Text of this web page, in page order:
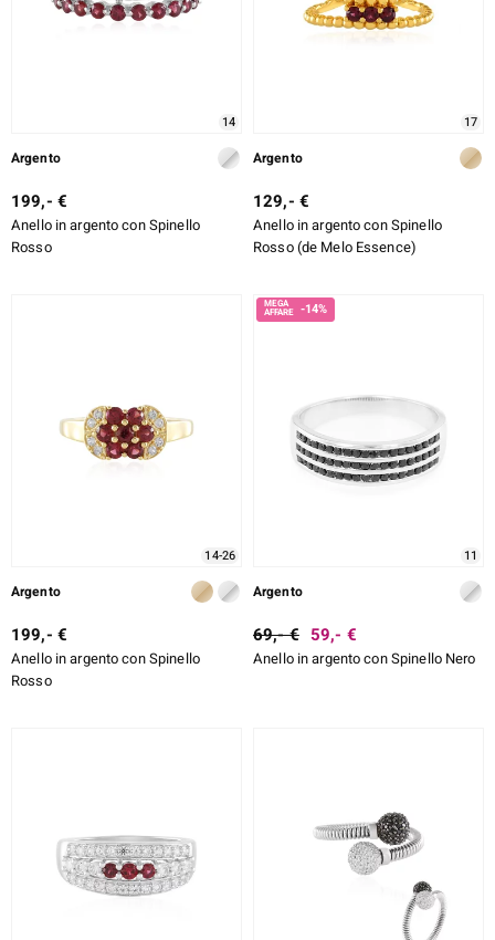
14
Argento
199,- €
Anello in argento con Spinello
Rosso
17
Argento
129,- €
Anello in argento con Spinello
Rosso (de Melo Essence)
14-26
Argento
199,- €
Anello in argento con Spinello
Rosso
-14%
11
Argento
69,- € 59,- €
Anello in argento con Spinello Nero